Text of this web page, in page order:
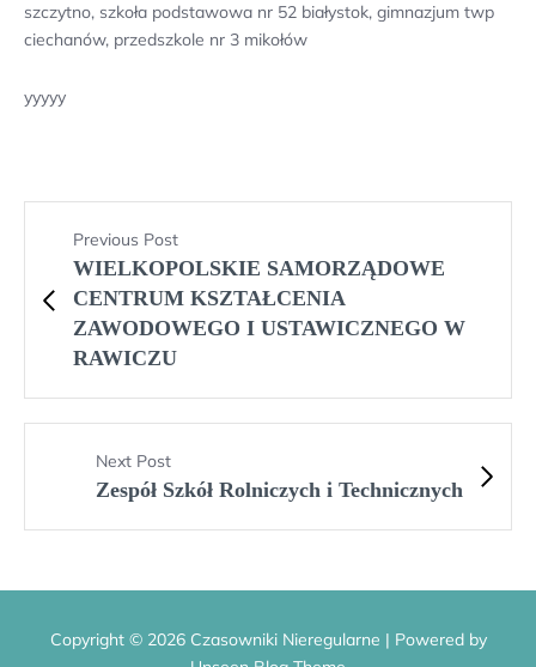
szczytno, szkoła podstawowa nr 52 białystok, gimnazjum twp
ciechanów, przedszkole nr 3 mikołów
yyyyy
Previous Post
WIELKOPOLSKIE SAMORZĄDOWE
CENTRUM KSZTAŁCENIA
ZAWODOWEGO I USTAWICZNEGO W
RAWICZU
Next Post
Zespół Szkół Rolniczych i Technicznych
Copyright © 2026 Czasowniki Nieregularne | Powered by